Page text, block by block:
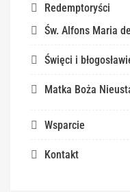
Redemptoryści
Św. Alfons Maria
Święci i
Matka Boża
Wsparcie
Kontakt